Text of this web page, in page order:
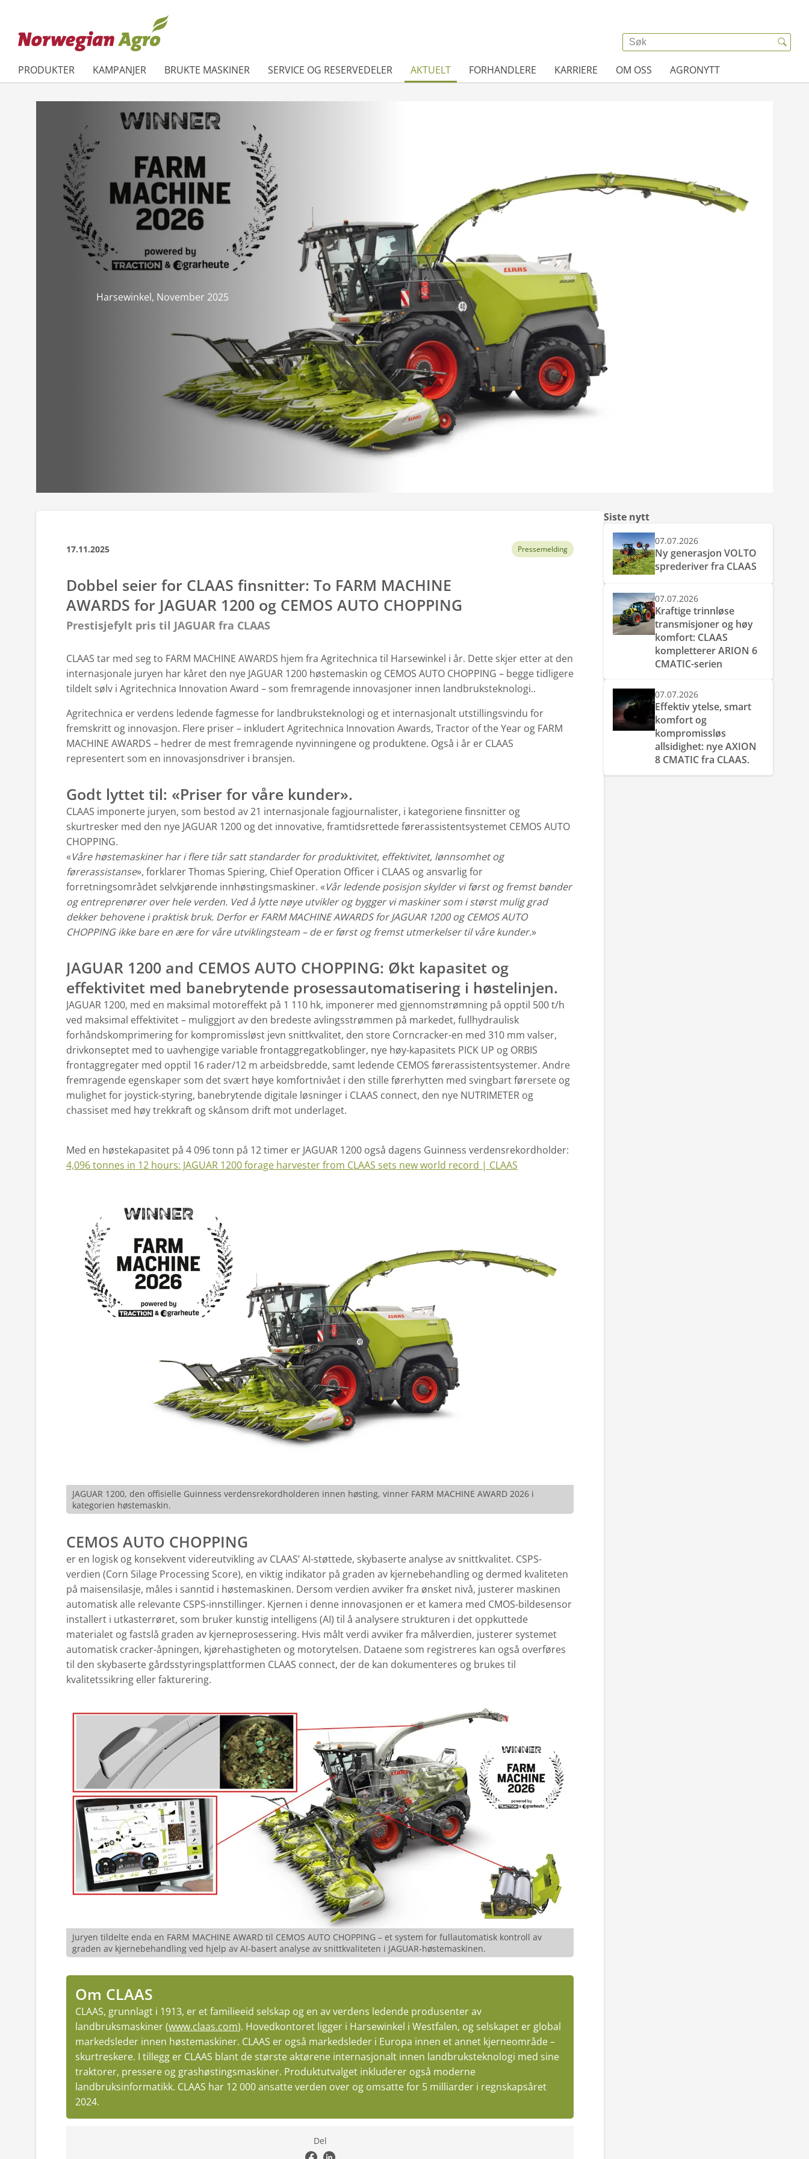
PRODUKTER KAMPANJER BRUKTE MASKINER SERVICE OG RESERVEDELER AKTUELT FORHANDLERE KARRIERE OM OSS AGRONYTT
Harsewinkel, November 2025
17.11.2025 Pressemelding
Dobbel seier for CLAAS finsnitter: To FARM MACHINE
AWARDS for JAGUAR 1200 og CEMOS AUTO CHOPPING
Prestisjefylt pris til JAGUAR fra CLAAS
CLAAS tar med seg to FARM MACHINE AWARDS hjem fra Agritechnica til Harsewinkel i år. Dette skjer etter at den
internasjonale juryen har kåret den nye JAGUAR 1200 høstemaskin og CEMOS AUTO CHOPPING – begge tidligere
tildelt sølv i Agritechnica Innovation Award – som fremragende innovasjoner innen landbruksteknologi..
Agritechnica er verdens ledende fagmesse for landbruksteknologi og et internasjonalt utstillingsvindu for
fremskritt og innovasjon. Flere priser – inkludert Agritechnica Innovation Awards, Tractor of the Year og FARM
MACHINE AWARDS – hedrer de mest fremragende nyvinningene og produktene. Også i år er CLAAS
representert som en innovasjonsdriver i bransjen.
Godt lyttet til: «Priser for våre kunder».
CLAAS imponerte juryen, som bestod av 21 internasjonale fagjournalister, i kategoriene finsnitter og
skurtresker med den nye JAGUAR 1200 og det innovative, framtidsrettede førerassistentsystemet CEMOS AUTO
CHOPPING.
«Våre høstemaskiner har i flere tiår satt standarder for produktivitet, effektivitet, lønnsomhet og
førerassistanse», forklarer Thomas Spiering, Chief Operation Officer i CLAAS og ansvarlig for
forretningsområdet selvkjørende innhøstingsmaskiner. «Vår ledende posisjon skylder vi først og fremst bønder
og entreprenører over hele verden. Ved å lytte nøye utvikler og bygger vi maskiner som i størst mulig grad
dekker behovene i praktisk bruk. Derfor er FARM MACHINE AWARDS for JAGUAR 1200 og CEMOS AUTO
CHOPPING ikke bare en ære for våre utviklingsteam – de er først og fremst utmerkelser til våre kunder.»
JAGUAR 1200 and CEMOS AUTO CHOPPING: Økt kapasitet og
effektivitet med banebrytende prosessautomatisering i høstelinjen.
JAGUAR 1200, med en maksimal motoreffekt på 1 110 hk, imponerer med gjennomstrømning på opptil 500 t/h
ved maksimal effektivitet – muliggjort av den bredeste avlingsstrømmen på markedet, fullhydraulisk
forhåndskomprimering for kompromissløst jevn snittkvalitet, den store Corncracker-en med 310 mm valser,
drivkonseptet med to uavhengige variable frontaggregatkoblinger, nye høy-kapasitets PICK UP og ORBIS
frontaggregater med opptil 16 rader/12 m arbeidsbredde, samt ledende CEMOS førerassistentsystemer. Andre
fremragende egenskaper som det svært høye komfortnivået i den stille førerhytten med svingbart førersete og
mulighet for joystick-styring, banebrytende digitale løsninger i CLAAS connect, den nye NUTRIMETER og
chassiset med høy trekkraft og skånsom drift mot underlaget.
Med en høstekapasitet på 4 096 tonn på 12 timer er JAGUAR 1200 også dagens Guinness verdensrekordholder:
4,096 tonnes in 12 hours: JAGUAR 1200 forage harvester from CLAAS sets new world record | CLAAS
JAGUAR 1200, den offisielle Guinness verdensrekordholderen innen høsting, vinner FARM MACHINE AWARD 2026 i
kategorien høstemaskin.
CEMOS AUTO CHOPPING
er en logisk og konsekvent videreutvikling av CLAAS’ AI-støttede, skybaserte analyse av snittkvalitet. CSPS-
verdien (Corn Silage Processing Score), en viktig indikator på graden av kjernebehandling og dermed kvaliteten
på maisensilasje, måles i sanntid i høstemaskinen. Dersom verdien avviker fra ønsket nivå, justerer maskinen
automatisk alle relevante CSPS-innstillinger. Kjernen i denne innovasjonen er et kamera med CMOS-bildesensor
installert i utkasterrøret, som bruker kunstig intelligens (AI) til å analysere strukturen i det oppkuttede
materialet og fastslå graden av kjerneprosessering. Hvis målt verdi avviker fra målverdien, justerer systemet
automatisk cracker-åpningen, kjørehastigheten og motorytelsen. Dataene som registreres kan også overføres
til den skybaserte gårdsstyringsplattformen CLAAS connect, der de kan dokumenteres og brukes til
kvalitetssikring eller fakturering.
Juryen tildelte enda en FARM MACHINE AWARD til CEMOS AUTO CHOPPING – et system for fullautomatisk kontroll av
graden av kjernebehandling ved hjelp av AI-basert analyse av snittkvaliteten i JAGUAR-høstemaskinen.
Om CLAAS
CLAAS, grunnlagt i 1913, er et familieeid selskap og en av verdens ledende produsenter av
landbruksmaskiner (www.claas.com). Hovedkontoret ligger i Harsewinkel i Westfalen, og selskapet er global
markedsleder innen høstemaskiner. CLAAS er også markedsleder i Europa innen et annet kjerneområde –
skurtreskere. I tillegg er CLAAS blant de største aktørene internasjonalt innen landbruksteknologi med sine
traktorer, pressere og grashøstingsmaskiner. Produktutvalget inkluderer også moderne
landbruksinformatikk. CLAAS har 12 000 ansatte verden over og omsatte for 5 milliarder i regnskapsåret
2024.
Del
Siste nytt
07.07.2026
Ny generasjon VOLTO
sprederiver fra CLAAS
07.07.2026
Kraftige trinnløse
transmisjoner og høy
komfort: CLAAS
kompletterer ARION 6
CMATIC-serien
07.07.2026
Effektiv ytelse, smart
komfort og
kompromissløs
allsidighet: nye AXION
8 CMATIC fra CLAAS.